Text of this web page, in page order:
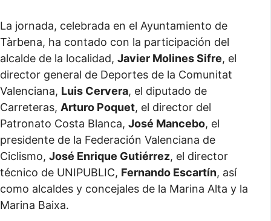
La jornada, celebrada en el Ayuntamiento de
Tàrbena, ha contado con la participación del
alcalde de la localidad, Javier Molines Sifre, el
director general de Deportes de la Comunitat
Valenciana, Luis Cervera, el diputado de
Carreteras, Arturo Poquet, el director del
Patronato Costa Blanca, José Mancebo, el
presidente de la Federación Valenciana de
Ciclismo, José Enrique Gutiérrez, el director
técnico de UNIPUBLIC, Fernando Escartín, así
como alcaldes y concejales de la Marina Alta y la
Marina Baixa.